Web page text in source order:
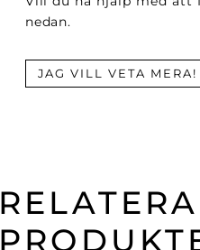
nedan.
JAG VILL VETA MERA!